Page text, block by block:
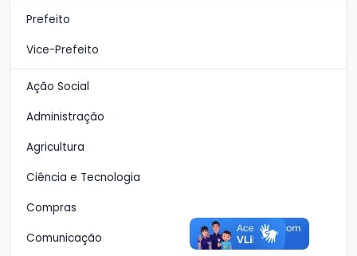
Prefeito
Vice-Prefeito
Ação Social
Administração
Agricultura
Ciência e Tecnologia
Compras
Comunicação